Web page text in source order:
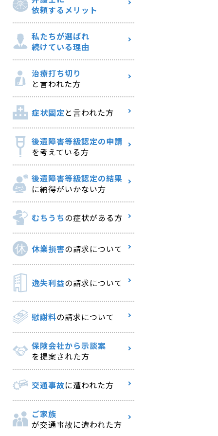
依頼するメリット
私たちが選ばれ
続けている理由
治療打ち切り
と言われた方
症状固定と言われた方
後遺障害等級認定の申請
を考えている方
後遺障害等級認定の結果
に納得がいかない方
むちうちの症状がある方
休業損害の請求について
逸失利益の請求について
慰謝料の請求について
保険会社から示談案
を提案された方
交通事故に遭われた方
ご家族
が交通事故に遭われた方